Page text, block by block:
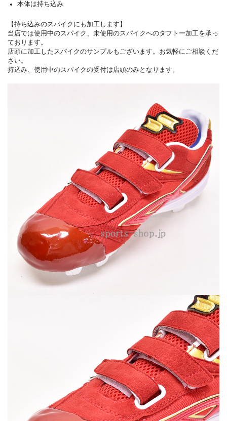
本体は持ち込み
【持ち込みのスパイクにも加工します】
当店では使用中のスパイク、未使用のスパイクへのタフトー加工を承っ
ております。
店頭に加工したスパイクのサンプルもございます。お気軽にご相談くだ
さい。
持込み、使用中のスパイクの受付は店頭のみとなります。